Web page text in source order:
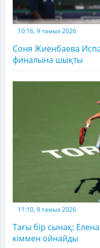
10:16, 9 тамыз 2026
Соня Жиенбаева
финалына шықты
11:10, 9 тамыз 2026
Тағы бір сынақ:
кіммен ойнайды